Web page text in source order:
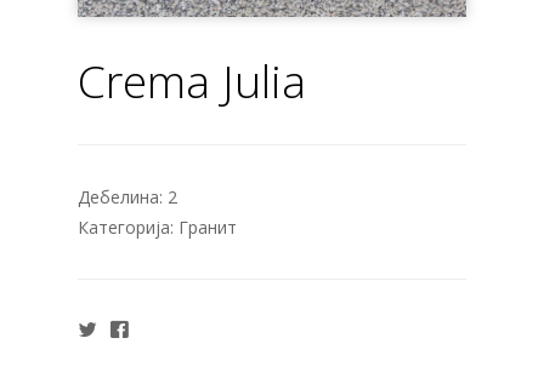
Crema Julia
Дебелина: 2
Категорија: Гранит